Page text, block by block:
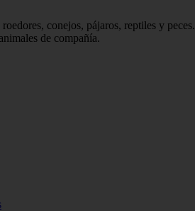
conejos, pájaros, reptiles y peces.
de compañía.